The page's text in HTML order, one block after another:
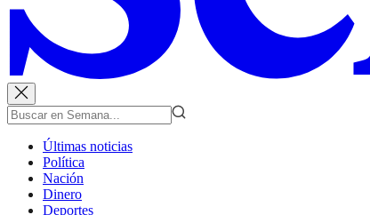
Últimas noticias
Política
Nación
Dinero
Deportes